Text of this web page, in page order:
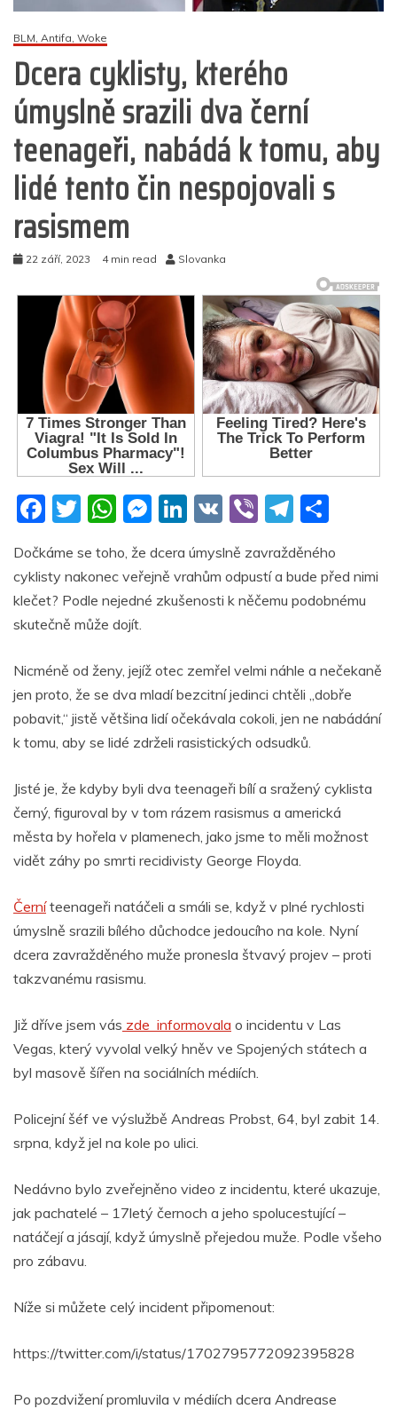
BLM, Antifa, Woke
Dcera cyklisty, kterého
úmyslně srazili dva černí
teenageři, nabádá k tomu, aby
lidé tento čin nespojovali s
rasismem
22 září, 2023 4 min read Slovanka
F
c
e
b
o
k
T
itt
er
W
at
s
A
p
M
ss
e
er
Li
k
e
V
K
Vi
er
T
el
e
gr
ar
e
Dočkáme se toho, že dcera úmyslně zavražděného
cyklisty nakonec veřejně vrahům odpustí a bude před nimi
klečet? Podle nejedné zkušenosti k něčemu podobnému
skutečně může dojít.
Nicméně od ženy, jejíž otec zemřel velmi náhle a nečekaně
jen proto, že se dva mladí bezcitní jedinci chtěli „dobře
pobavit,“ jistě většina lidí očekávala cokoli, jen ne nabádání
k tomu, aby se lidé zdrželi rasistických odsudků.
Jisté je, že kdyby byli dva teenageři bílí a sražený cyklista
černý, figuroval by v tom rázem rasismus a americká
města by hořela v plamenech, jako jsme to měli možnost
vidět záhy po smrti recidivisty George Floyda.
Černíteenageři natáčeli a smáli se, když v plné rychlosti
úmyslně srazili bílého důchodce jedoucího na kole. Nyní
dcera zavražděného muže pronesla štvavý projev – proti
takzvanému rasismu.
Již dříve jsem vás zde informovala o incidentu v Las
Vegas, který vyvolal velký hněv ve Spojených státech a
byl masově šířen na sociálních médiích.
Policejní šéf ve výslužbě Andreas Probst, 64, byl zabit 14.
srpna, když jel na kole po ulici.
Nedávno bylo zveřejněno video z incidentu, které ukazuje,
jak pachatelé – 17letý černoch a jeho spolucestující –
natáčejí a jásají, když úmyslně přejedou muže. Podle všeho
pro zábavu.
Níže si můžete celý incident připomenout:
https://twitter.com/i/status/1702795772092395828
Po pozdvižení promluvila v médiích dcera Andrease